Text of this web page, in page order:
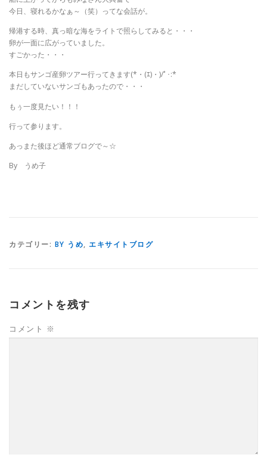
今日、寝れるかなぁ～（笑）ってな会話が。
帰港する時、真っ暗な海をライトで照らしてみると・・・
卵が一面に広がっていました。
すごかった・・・
本日もサンゴ産卵ツアー行ってきます(*・(ｴ)・)/ﾟ･:*
まだしていないサンゴもあったので・・・
もぅ一度見たい！！！
行って参ります。
あっまた後ほど通常ブログで～☆
By うめ子
カテゴリー: BY うめ, エキサイトブログ
コメントを残す
コメント ※